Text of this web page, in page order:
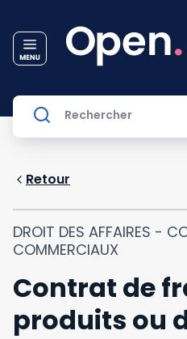
Retour
DROIT DES AFFAIRES -
COMMERCIAUX
Contrat de
produits ou